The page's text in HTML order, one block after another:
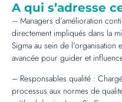
A qui s’adresse
– Managers d’amélioration
directement impliqués dans la
Sigma au sein de
avancée pour guider et
– Responsables qualité :
processus aux normes de